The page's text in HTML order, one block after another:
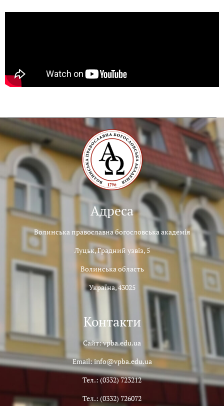
Адреса
Волинська православна богословська академія
Луцьк, Градний узвіз, 5
Волинська область
Україна, 43025
Контакти
Сайт: vpba.edu.ua
Email: info@vpba.edu.ua
Тел.: (0332) 723212
Тел.: (0332) 726072